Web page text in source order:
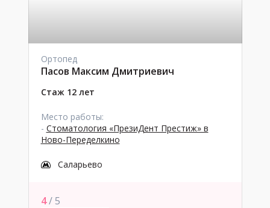
Ортопед
Пасов Максим Дмитриевич
Стаж 12 лет
Место работы:
- Стоматология «ПрезиДент Престиж» в
Ново-Переделкино
Саларьево
4/ 5